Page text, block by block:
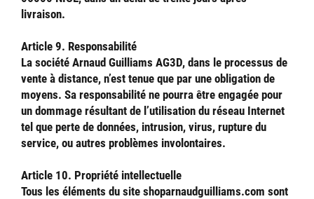
livraison.
Article 9. Responsabilité
La société Arnaud Guilliams AG3D, dans le processus de
vente à distance, n’est tenue que par une obligation de
moyens. Sa responsabilité ne pourra être engagée pour
un dommage résultant de l’utilisation du réseau Internet
tel que perte de données, intrusion, virus, rupture du
service, ou autres problèmes involontaires.
Article 10. Propriété intellectuelle
Tous les éléments du site shoparnaudguilliams.com sont